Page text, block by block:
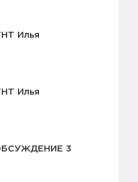
Илья
Илья
3